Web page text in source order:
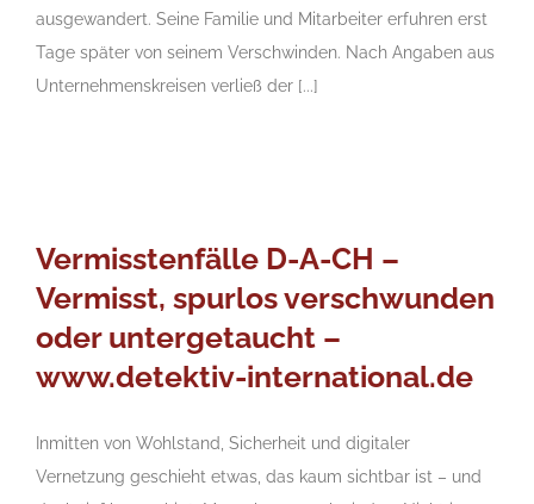
ausgewandert. Seine Familie und Mitarbeiter erfuhren erst
Tage später von seinem Verschwinden. Nach Angaben aus
Unternehmenskreisen verließ der [...]
Vermisstenfälle D-A-CH –
Vermisst, spurlos verschwunden
oder untergetaucht –
www.detektiv-international.de
Inmitten von Wohlstand, Sicherheit und digitaler
Vernetzung geschieht etwas, das kaum sichtbar ist – und